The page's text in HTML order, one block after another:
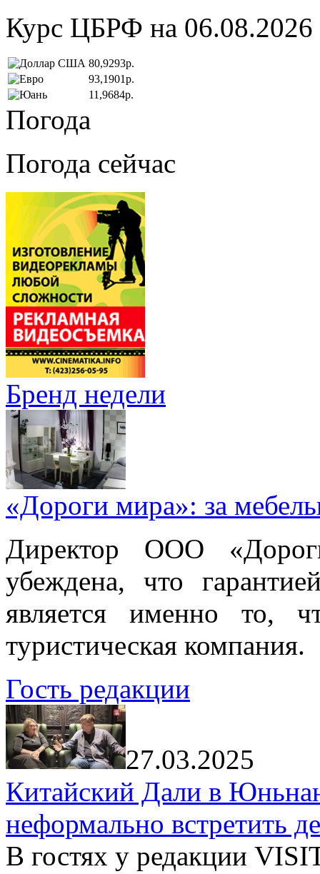
Курс ЦБРФ на 06.08.2026
80,9293р.
93,1901р.
11,9684р.
Погода
Погода сейчас
Бренд недели
«Дороги мира»: за
Директор ООО
убеждена, что
является именно то,
туристическая компания.
Гость редакции
27.03.2025
Китайский Дали в
неформально встретить
В гостях у редакции